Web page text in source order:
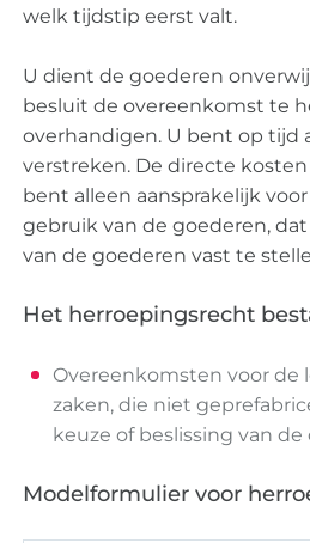
welk tijdstip eerst valt.
U dient de goederen
besluit de overeenkomst te
overhandigen. U bent op tijd
verstreken. De directe
bent alleen aansprakelijk
gebruik van de goederen,
van de goederen vast te
Het herroepingsrecht
Overeenkomsten voor de
zaken, die niet
keuze of beslissing van
Modelformulier voor